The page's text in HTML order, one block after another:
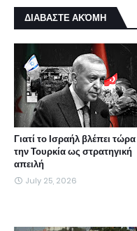
ΔΙΑΒΑΣΤΕ ΑΚΌΜΗ
Γιατί το Ισραήλ βλέπει τώρα
την Τουρκία ως στρατηγική
απειλή
July 25, 2026